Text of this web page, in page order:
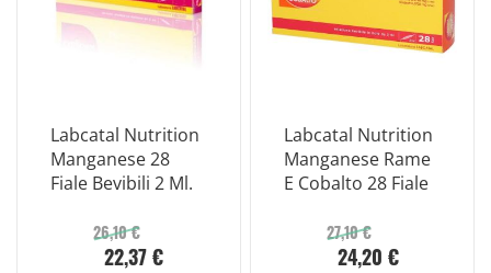
Labcatal Nutrition
Manganese 28
Fiale Bevibili 2 Ml.
26,10 €
22,37 €
Labcatal Nutrition
Manganese Rame
E Cobalto 28 Fiale
27,10 €
24,20 €